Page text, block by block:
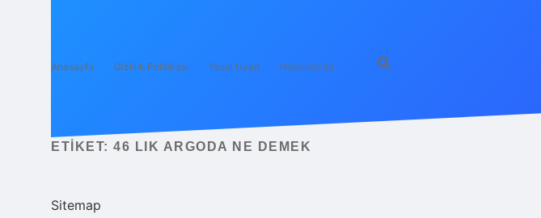
Anasayfa Gizlilik Politikası Yasal Uyarı Hakkımızda
ETIKET: 46 LIK ARGODA NE DEMEK
Sitemap